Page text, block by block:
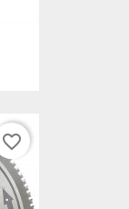
favorite_border